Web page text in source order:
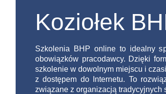
Koziołek
Szkolenia BHP online to idealny
obowiązków pracodawcy. Dzięki
szkolenie w dowolnym miejscu i
z dostępem do Internetu. To
związane z organizacją tradycyjnych